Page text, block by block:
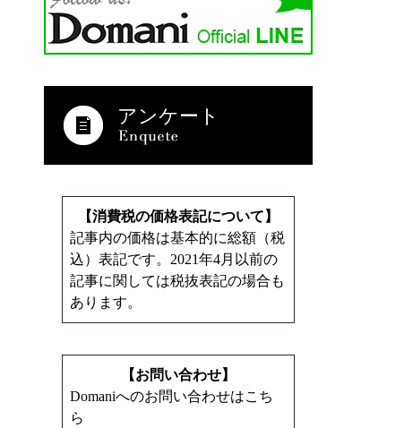
アンケート
【消費税の価格表記について】
記事内の価格は基本的に総額（税
込）表記です。2021年4月以前の
記事に関しては税抜表記の場合も
あります。
【お問い合わせ】
Domaniへのお問い合わせはこち
ら